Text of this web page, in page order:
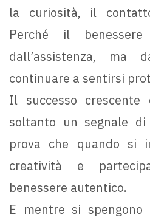
la curiosità, il
Perché il
dall’assistenza, ma
continuare a sentirsi
Il successo
soltanto un segnale
prova che quando si
creatività e
benessere autentico.
E mentre si